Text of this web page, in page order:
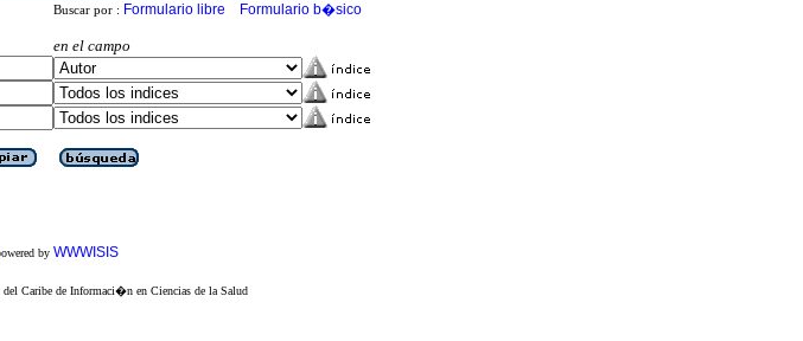
Buscar por : Formulario libre Formulario b�sico
en el campo
by WWWISIS
Caribe de Informaci�n en Ciencias de la Salud